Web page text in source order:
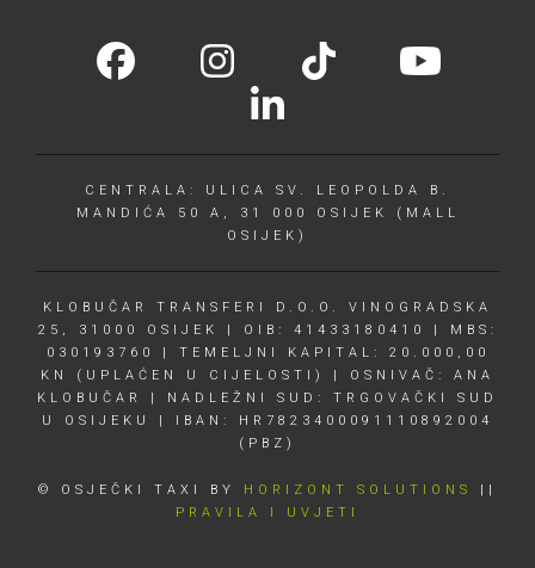
CENTRALA: ULICA SV. LEOPOLDA B.
MANDIĆA 50 A, 31 000 OSIJEK (MALL
OSIJEK)
KLOBUČAR TRANSFERI D.O.O. VINOGRADSKA
25, 31000 OSIJEK | OIB: 41433180410 | MBS:
030193760 | TEMELJNI KAPITAL: 20.000,00
KN (UPLAĆEN U CIJELOSTI) | OSNIVAČ: ANA
KLOBUČAR | NADLEŽNI SUD: TRGOVAČKI SUD
U OSIJEKU | IBAN: HR7823400091110892004
(PBZ)
© OSJEČKI TAXI BY HORIZONT SOLUTIONS
||
PRAVILA I UVJETI